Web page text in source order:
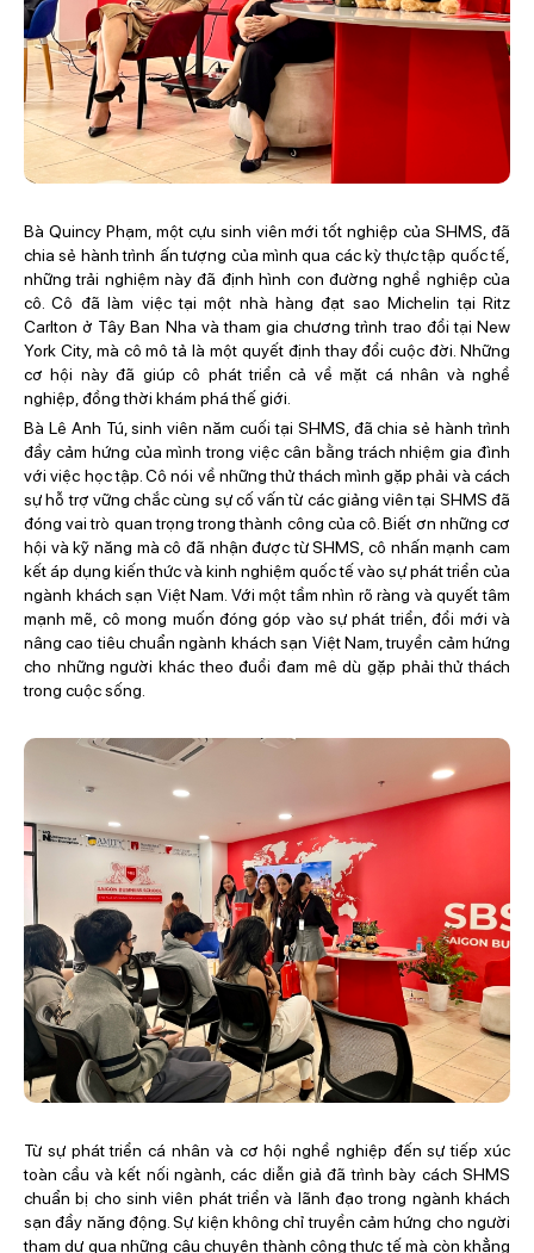
Bà Quincy Phạm, một cựu sinh viên mới tốt nghiệp của SHMS, đã
chia sẻ hành trình ấn tượng của mình qua các kỳ thực tập quốc tế,
những trải nghiệm này đã định hình con đường nghề nghiệp của
cô. Cô đã làm việc tại một nhà hàng đạt sao Michelin tại Ritz
Carlton ở Tây Ban Nha và tham gia chương trình trao đổi tại New
York City, mà cô mô tả là một quyết định thay đổi cuộc đời. Những
cơ hội này đã giúp cô phát triển cả về mặt cá nhân và nghề
nghiệp, đồng thời khám phá thế giới.
Bà Lê Anh Tú, sinh viên năm cuối tại SHMS, đã chia sẻ hành trình
đầy cảm hứng của mình trong việc cân bằng trách nhiệm gia đình
với việc học tập. Cô nói về những thử thách mình gặp phải và cách
sự hỗ trợ vững chắc cùng sự cố vấn từ các giảng viên tại SHMS đã
đóng vai trò quan trọng trong thành công của cô. Biết ơn những cơ
hội và kỹ năng mà cô đã nhận được từ SHMS, cô nhấn mạnh cam
kết áp dụng kiến thức và kinh nghiệm quốc tế vào sự phát triển của
ngành khách sạn Việt Nam. Với một tầm nhìn rõ ràng và quyết tâm
mạnh mẽ, cô mong muốn đóng góp vào sự phát triển, đổi mới và
nâng cao tiêu chuẩn ngành khách sạn Việt Nam, truyền cảm hứng
cho những người khác theo đuổi đam mê dù gặp phải thử thách
trong cuộc sống.
Từ sự phát triển cá nhân và cơ hội nghề nghiệp đến sự tiếp xúc
toàn cầu và kết nối ngành, các diễn giả đã trình bày cách SHMS
chuẩn bị cho sinh viên phát triển và lãnh đạo trong ngành khách
sạn đầy năng động. Sự kiện không chỉ truyền cảm hứng cho người
tham dự qua những câu chuyện thành công thực tế mà còn khẳng